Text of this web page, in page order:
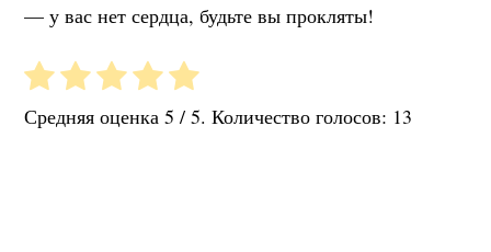
— у вас нет сердца, будьте вы прокляты!
Средняя оценка5 / 5. Количество голосов: 13